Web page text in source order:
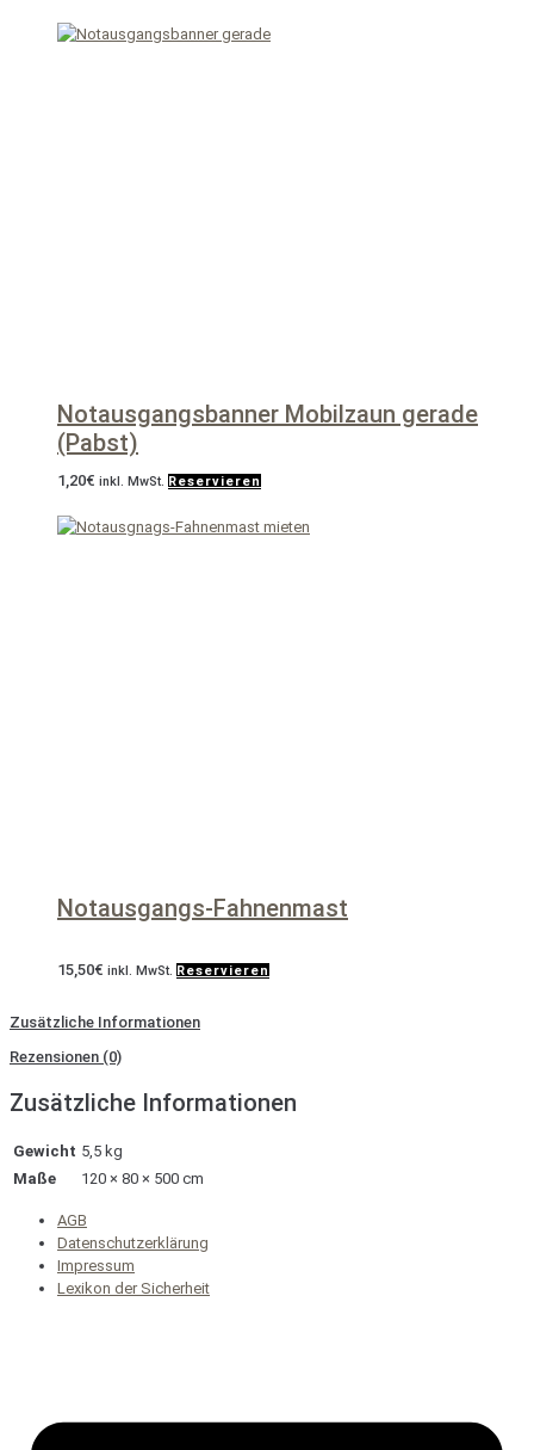
Notausgangsbanner Mobilzaun gerade
(Pabst)
1,20€ inkl. MwSt. Reservieren
Notausgangs-Fahnenmast
15,50€ inkl. MwSt. Reservieren
Zusätzliche Informationen
Rezensionen (0)
Zusätzliche Informationen
Gewicht 5,5 kg
Maße
120 × 80 × 500 cm
AGB
Datenschutzerklärung
Impressum
Lexikon der Sicherheit